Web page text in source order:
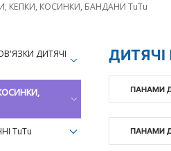
КЕПКИ, КОСИНКИ, БАНДАНИ TuTu
ДИТЯЧІ
TuTu
ПАНАМИ
ПАНАМИ